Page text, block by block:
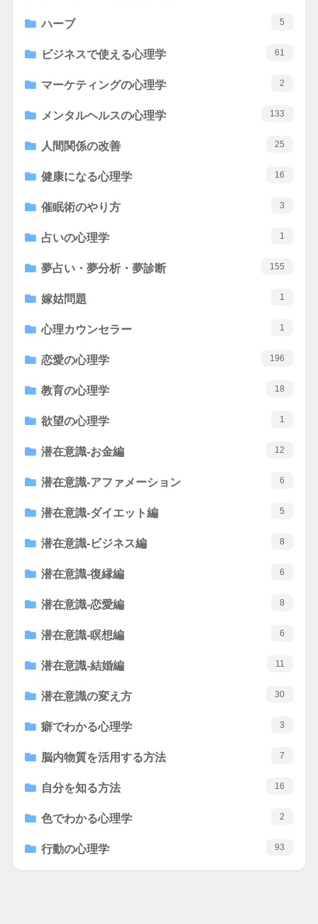
ハーブ 5
ビジネスで使える心理学 61
マーケティングの心理学 2
メンタルヘルスの心理学 133
人間関係の改善 25
健康になる心理学 16
催眠術のやり方 3
占いの心理学 1
夢占い・夢分析・夢診断 155
嫁姑問題 1
心理カウンセラー 1
恋愛の心理学 196
教育の心理学 18
欲望の心理学 1
潜在意識-お金編 12
潜在意識-アファメーション 6
潜在意識-ダイエット編 5
潜在意識-ビジネス編 8
潜在意識-復縁編 6
潜在意識-恋愛編 8
潜在意識-瞑想編 6
潜在意識-結婚編 11
潜在意識の変え方 30
癖でわかる心理学 3
脳内物質を活用する方法 7
自分を知る方法 16
色でわかる心理学 2
行動の心理学 93